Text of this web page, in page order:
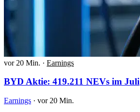
vor 20 Min. · Earnings
BYD Aktie: 419.211 NEVs im Juli
Earnings · vor 20 Min.